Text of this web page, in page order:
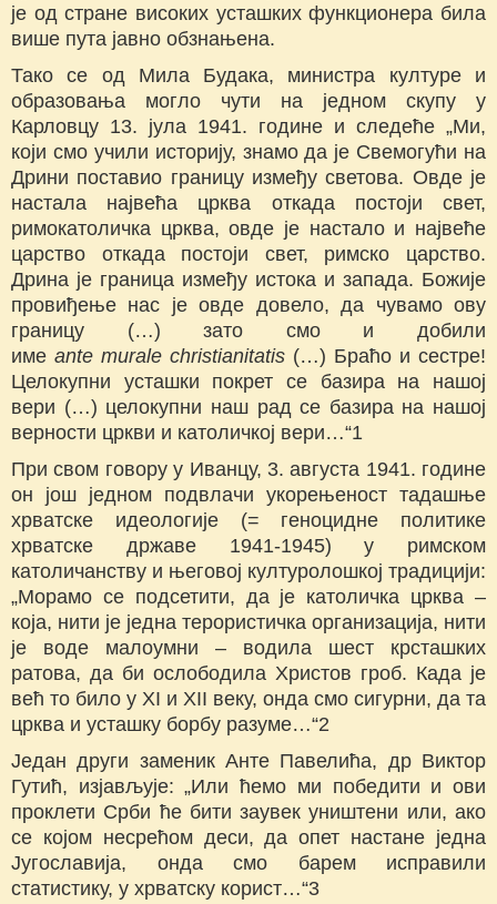
је од стране високих усташких функционера била
више пута јавно обзнањена.
Тако се од Мила Будака, министра културе и
образовања могло чути на једном скупу у
Карловцу 13. јула 1941. године и следеће „Ми,
који смо учили историју, знамо да је Свемогући на
Дрини поставио границу између светова. Овде је
настала највећа црква откада постоји свет,
римокатоличка црква, овде је настало и највеће
царство откада постоји свет, римско царство.
Дрина је граница између истока и запада. Божије
провиђење нас је овде довело, да чувамо ову
границу (…) зато смо и добили
име ante murale christianitatis (…) Браћо и сестре!
Целокупни усташки покрет се базира на нашој
вери (…) целокупни наш рад се базира на нашој
верности цркви и католичкој вери…“1
При свом говору у Иванцу, 3. августа 1941. године
он још једном подвлачи укорењеност тадашње
хрватске идеологије (= геноцидне политике
хрватске државе 1941-1945) у римском
католичанству и његовој културолошкој традицији:
„Морамо се подсетити, да је католичка црква –
која, нити је једна терористичка организација, нити
је воде малоумни – водила шест крсташких
ратова, да би ослободила Христов гроб. Када је
већ то било у XI и XII веку, онда смо сигурни, да та
црква и усташку борбу разуме…“2
Један други заменик Анте Павелића, др Виктор
Гутић, изјављује: „Или ћемо ми победити и ови
проклети Срби ће бити заувек уништени или, ако
се којом несрећом деси, да опет настане једна
Југославија, онда смо барем исправили
статистику, у хрватску корист…“3